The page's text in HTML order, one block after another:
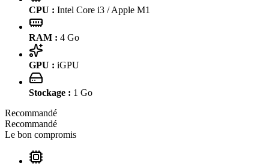
CPU : Intel Core i3 / Apple M1
RAM : 4 Go
GPU : iGPU
Stockage : 1 Go
Recommandé
Recommandé
Le bon compromis